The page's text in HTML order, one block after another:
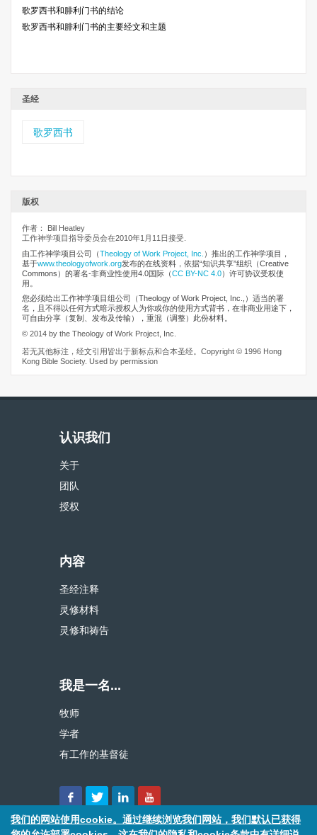
歌罗西书和腓利门书的结论
歌罗西书和腓利门书的主要经文和主题
圣经
歌罗西书
版权
作者： Bill Heatley
工作神学项目指导委员会在2010年1月11日接受.
由工作神学项目公司
（Theology of Work Project, Inc. ）推出的工作神学项目，
基于www.theologyofwork.org发布的在线资料，依据“知识共享”组织（Creative
Commons）的署名-非商业性使用4.0国际（CC BY-NC 4.0）许可协议受权使
用。
您必须给出工作神学项目组公司（Theology of Work Project, Inc.,）适当的署
名，且不得以任何方式暗示授权人为你或你的使用方式背书，在非商业用途下，
可自由分享（复制、发布及传输），重混（调整）此份材料。
© 2014 by the Theology of Work Project, Inc.
若无其他标注，经文引用皆出于新标点和合本圣经。Copyright © 1996 Hong
Kong Bible Society. Used by permission
认识我们
关于
团队
授权
内容
圣经注释
灵修材料
灵修和祷告
我是一名...
牧师
学者
有工作的基督徒
我们的网站使用cookie。通过继续浏览我们网站，我们默认已获得